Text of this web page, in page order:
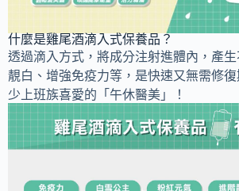
什麼是雞尾酒滴入式保養品？
透過滴入方式，將成分注射進體內，產生
靚白、增強免疫力等，是快速又無需修
少上班族喜愛的「午休醫美」！